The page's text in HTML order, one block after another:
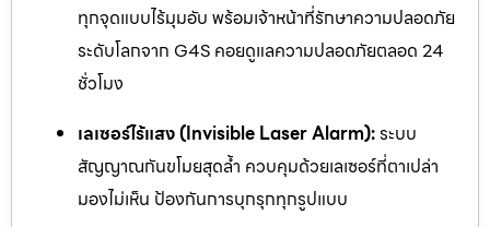
ทุกจุดแบบไร้มุมอับ พร้อมเจ้าหน้าที่รักษาความปลอดภัย
ระดับโลกจาก G4S คอยดูแลความปลอดภัยตลอด 24
ชั่วโมง
เลเซอร์ไร้แสง (Invisible Laser Alarm):ระบบ
สัญญาณกันขโมยสุดล้ำ ควบคุมด้วยเลเซอร์ที่ตาเปล่า
มองไม่เห็น ป้องกันการบุกรุกทุกรูปแบบ